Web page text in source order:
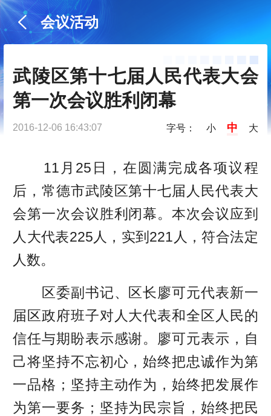
会议活动
武陵区第十七届人民代表大会
第一次会议胜利闭幕
2016-12-06 16:43:07 字号： 小 中 大
11月25日，在圆满完成各项议程
后，常德市武陵区第十七届人民代表大
会第一次会议胜利闭幕。本次会议应到
人大代表225人，实到221人，符合法定
人数。
区委副书记、区长廖可元代表新一
届区政府班子对人大代表和全区人民的
信任与期盼表示感谢。廖可元表示，自
己将坚持不忘初心，始终把忠诚作为第
一品格；坚持主动作为，始终把发展作
为第一要务；坚持为民宗旨，始终把民